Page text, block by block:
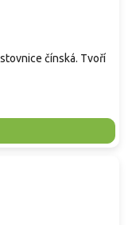
čínská. Tvoří